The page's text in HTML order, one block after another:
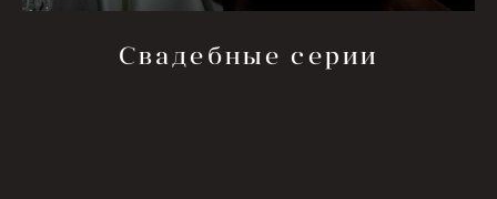
Свадебные серии